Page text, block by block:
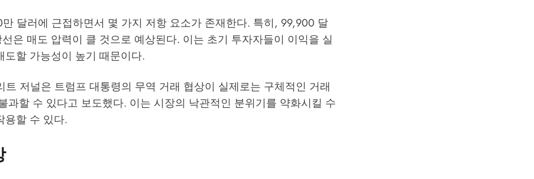
만 달러에 근접하면서 몇 가지 저항 요소가 존재한다. 특히, 99,900 달
은 매도 압력이 클 것으로 예상된다. 이는 초기 투자자들이 이익을 실
도할 가능성이 높기 때문이다.
트 저널은 트럼프 대통령의 무역 거래 협상이 실제로는 구체적인 거래
과할 수 있다고 보도했다. 이는 시장의 낙관적인 분위기를 약화시킬 수
용할 수 있다.